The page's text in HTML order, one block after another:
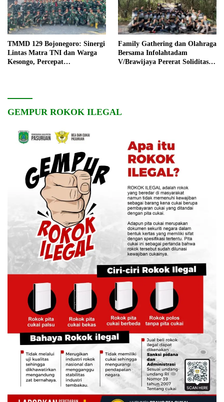
TMMD 129 Bojonegoro: Sinergi
Lintas Matra TNI dan Warga
Kesongo, Percepat
Family Gathering dan Olahraga
Bersama Infolahtadam
V/Brawijaya Pererat Soliditas
GEMPUR ROKOK ILEGAL